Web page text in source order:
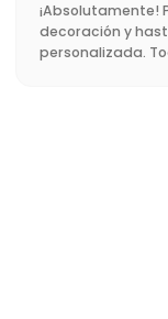
¡Absolutamente!
decoración y
personalizada.